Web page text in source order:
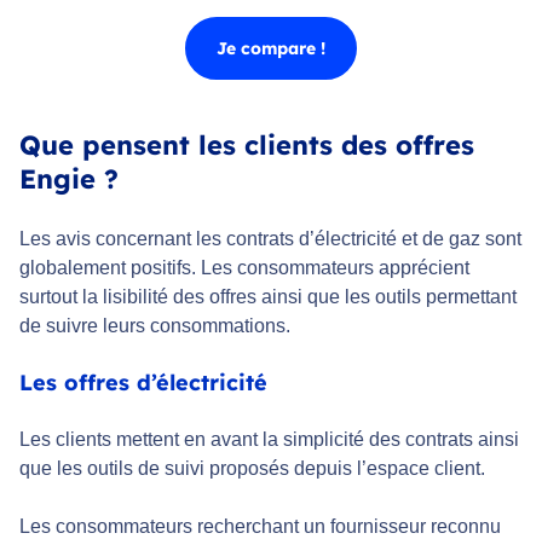
Je compare !
Que pensent les clients des offres
Engie ?
Les avis concernant les contrats d’électricité et de gaz sont
globalement positifs. Les consommateurs apprécient
surtout la lisibilité des offres ainsi que les outils permettant
de suivre leurs consommations.
Les offres d’électricité
Les clients mettent en avant la simplicité des contrats ainsi
que les outils de suivi proposés depuis l’espace client.
Les consommateurs recherchant un fournisseur reconnu